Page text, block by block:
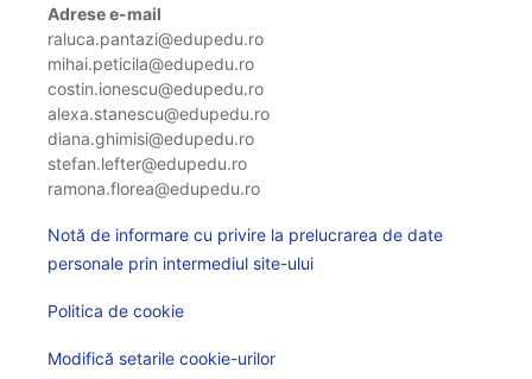
Adrese e-mail
raluca.pantazi@edupedu.ro
mihai.peticila@edupedu.ro
costin.ionescu@edupedu.ro
alexa.stanescu@edupedu.ro
diana.ghimisi@edupedu.ro
stefan.lefter@edupedu.ro
ramona.florea@edupedu.ro
Notă de informare cu privire la prelucrarea de date
personale prin intermediul site-ului
Politica de cookie
Modifică setarile cookie-urilor